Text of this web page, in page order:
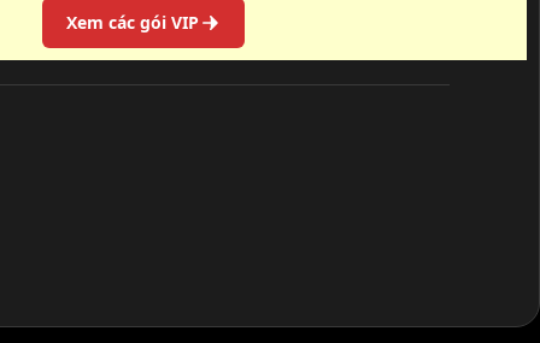
Xem các gói VIP